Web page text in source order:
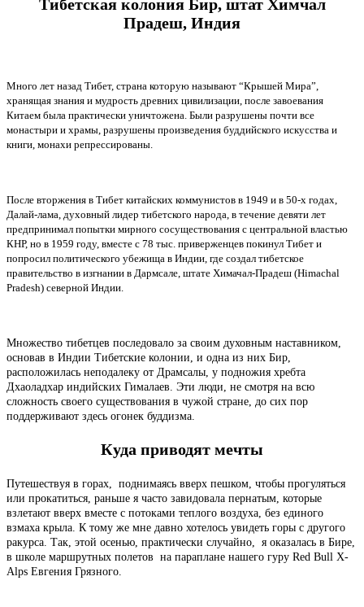
Тибетская колония Бир, штат Химчал
Прадеш, Индия
Много лет назад Тибет, страна которую называют “Крышей Мира”,
хранящая знания и мудрость древних цивилизации, после завоевания
Китаем была практически уничтожена. Были разрушены почти все
монастыри и храмы, разрушены произведения буддийского искусства и
книги, монахи репрессированы.
После вторжения в Тибет китайских коммунистов в 1949 и в 50-х годах,
Далай-лама, духовный лидер тибетского народа, в течение девяти лет
предпринимал попытки мирного сосуществования с центральной властью
КНР, но в 1959 году, вместе с 78 тыс. приверженцев покинул Тибет и
попросил политического убежища в Индии, где создал тибетское
правительство в изгнании в Дармсале, штате Химачал-Прадеш (Himachal
Pradesh) северной Индии.
Множество тибетцев последовало за своим духовным наставником,
основав в Индии Тибетские колонии, и одна из них Бир,
расположилась неподалеку от Драмсалы, у подножия хребта
Дхаоладхар индийских Гималаев. Эти люди, не смотря на всю
сложность своего существования в чужой стране, до сих пор
поддерживают здесь огонек буддизма.
Куда приводят мечты
Путешествуя в горах, поднимаясь вверх пешком, чтобы прогуляться
или прокатиться, раньше я часто завидовала пернатым, которые
взлетают вверх вместе с потоками теплого воздуха, без единого
взмаха крыла. К тому же мне давно хотелось увидеть горы с другого
ракурса. Так, этой осенью, практически случайно, я оказалась в Бире,
в школе маршрутных полетов на параплане нашего гуру Red Bull X-
Alps Евгения Грязного.